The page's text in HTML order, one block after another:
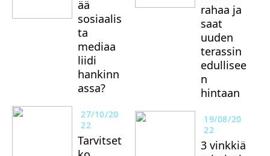
ää
sosiaalis
ta
mediaa
liidi
hankinn
assa?
27/10/20
22
Tarvitset
rahaa ja
saat
uuden
terassin
edullisee
n
hintaan
19/08/20
22
3 vinkkiä